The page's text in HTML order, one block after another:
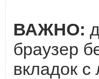
ВАЖНО:
браузер
вкладок